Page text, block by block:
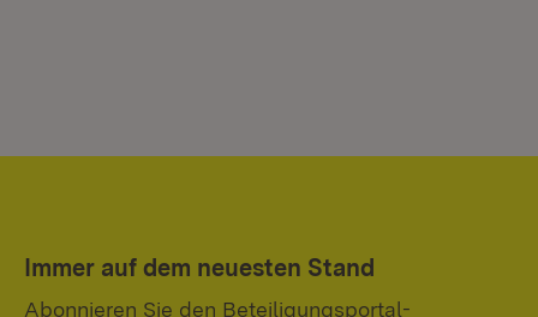
Immer auf dem neuesten Stand
Abonnieren Sie den Beteiligungsportal-